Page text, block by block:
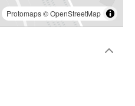
Protomaps©OpenStreetMap